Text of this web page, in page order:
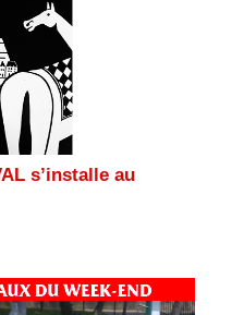
s’installe au